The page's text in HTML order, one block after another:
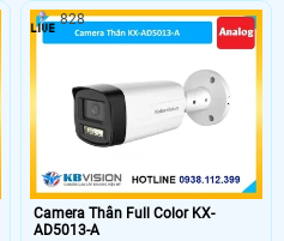
hồng ngoại và LED sáng ấm giúp
ghi hình rõ nét cả ngày lẫn đêm.
Điều khiển trực tiếp dễ dàng qua
Camera Thân Full Color KX-
AD5013-A
828